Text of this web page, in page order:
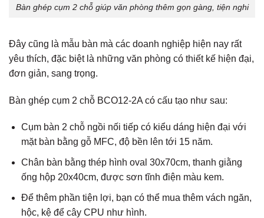
Bàn ghép cụm 2 chỗ giúp văn phòng thêm gọn gàng, tiện nghi
Đây cũng là mẫu bàn mà các doanh nghiệp hiện nay rất
yêu thích, đặc biệt là những văn phòng có thiết kế hiện đại,
đơn giản, sang trọng.
Bàn ghép cụm 2 chỗ BCO12-2A có cấu tạo như sau:
Cụm bàn 2 chỗ ngồi nối tiếp có kiểu dáng hiện đại với
mặt bàn bằng gỗ MFC, độ bền lên tới 15 năm.
Chân bàn bằng thép hình oval 30x70cm, thanh giằng
ống hộp 20x40cm, được sơn tĩnh điện màu kem.
Để thêm phần tiện lợi, bạn có thể mua thêm vách ngăn,
hộc, kệ để cây CPU như hình.